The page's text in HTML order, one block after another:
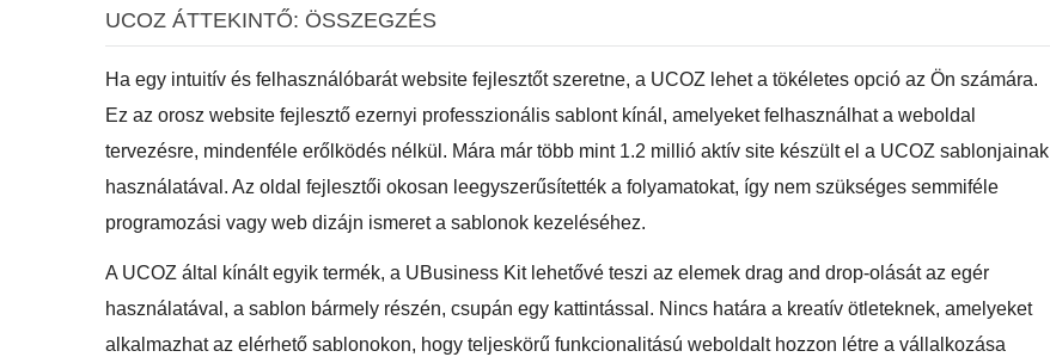
UCOZ ÁTTEKINTŐ: ÖSSZEGZÉS
Ha egy intuitív és felhasználóbarát website fejlesztőt szeretne, a UCOZ lehet a tökéletes opció az Ön számára.
Ez az orosz website fejlesztő ezernyi professzionális sablont kínál, amelyeket felhasználhat a weboldal
tervezésre, mindenféle erőlködés nélkül. Mára már több mint 1.2 millió aktív site készült el a UCOZ sablonjainak
használatával. Az oldal fejlesztői okosan leegyszerűsítették a folyamatokat, így nem szükséges semmiféle
programozási vagy web dizájn ismeret a sablonok kezeléséhez.
A UCOZ által kínált egyik termék, a UBusiness Kit lehetővé teszi az elemek drag and drop-olását az egér
használatával, a sablon bármely részén, csupán egy kattintással. Nincs határa a kreatív ötleteknek, amelyeket
alkalmazhat az elérhető sablonokon, hogy teljeskörű funkcionalitású weboldalt hozzon létre a vállalkozása